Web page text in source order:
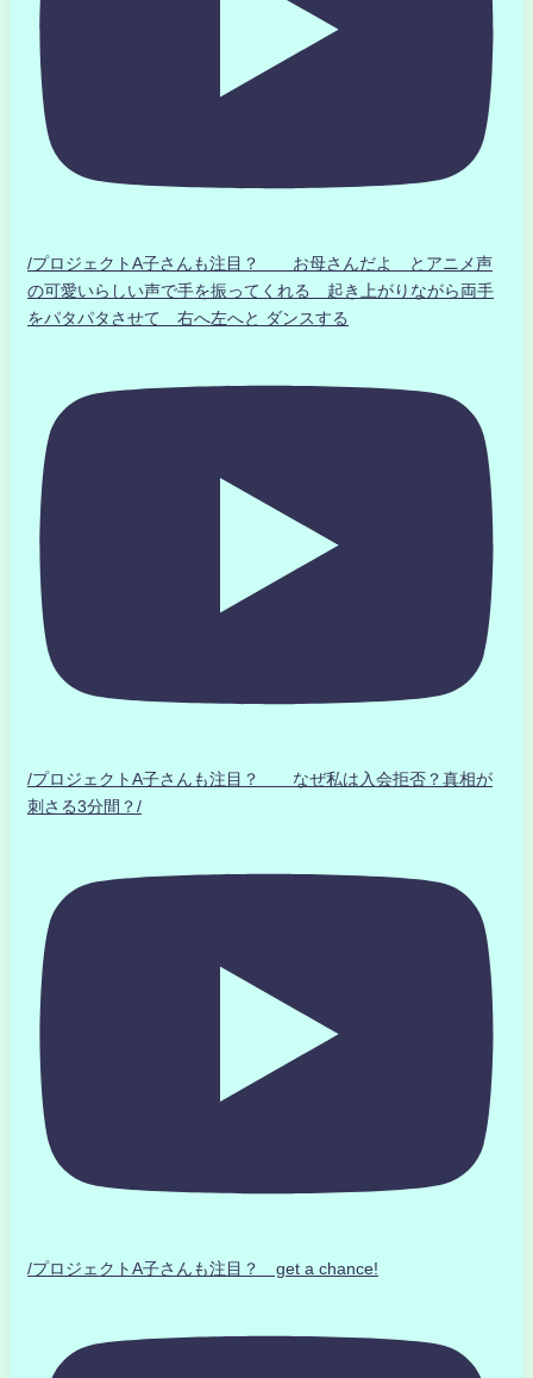
/プロジェクトA子さんも注目？ お母さんだよ とアニメ声
の可愛いらしい声で手を振ってくれる 起き上がりながら両手
をパタパタさせて 右へ左へと ダンスする
/プロジェクトA子さんも注目？ なぜ私は入会拒否？真相が
刺さる3分間？/
/プロジェクトA子さんも注目？ get a chance!